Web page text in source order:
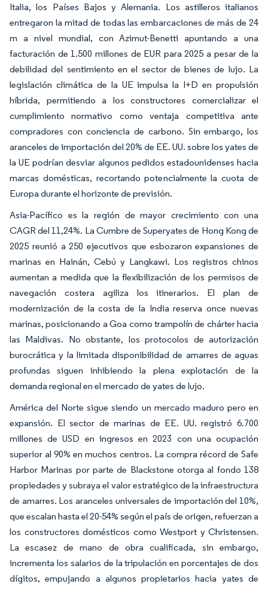
Italia, los Países Bajos y Alemania. Los astilleros italianos
entregaron la mitad de todas las embarcaciones de más de 24
m a nivel mundial, con Azimut-Benetti apuntando a una
facturación de 1.500 millones de EUR para 2025 a pesar de la
debilidad del sentimiento en el sector de bienes de lujo. La
legislación climática de la UE impulsa la I+D en propulsión
híbrida, permitiendo a los constructores comercializar el
cumplimiento normativo como ventaja competitiva ante
compradores con conciencia de carbono. Sin embargo, los
aranceles de importación del 20% de EE. UU. sobre los yates de
la UE podrían desviar algunos pedidos estadounidenses hacia
marcas domésticas, recortando potencialmente la cuota de
Europa durante el horizonte de previsión.
Asia-Pacífico es la región de mayor crecimiento con una
CAGR del 11,24%. La Cumbre de Superyates de Hong Kong de
2025 reunió a 250 ejecutivos que esbozaron expansiones de
marinas en Hainán, Cebú y Langkawi. Los registros chinos
aumentan a medida que la flexibilización de los permisos de
navegación costera agiliza los itinerarios. El plan de
modernización de la costa de la India reserva once nuevas
marinas, posicionando a Goa como trampolín de chárter hacia
las Maldivas. No obstante, los protocolos de autorización
burocrática y la limitada disponibilidad de amarres de aguas
profundas siguen inhibiendo la plena explotación de la
demanda regional en el mercado de yates de lujo.
América del Norte sigue siendo un mercado maduro pero en
expansión. El sector de marinas de EE. UU. registró 6.700
millones de USD en ingresos en 2023 con una ocupación
superior al 90% en muchos centros. La compra récord de Safe
Harbor Marinas por parte de Blackstone otorga al fondo 138
propiedades y subraya el valor estratégico de la infraestructura
de amarres. Los aranceles universales de importación del 10%,
que escalan hasta el 20-54% según el país de origen, refuerzan a
los constructores domésticos como Westport y Christensen.
La escasez de mano de obra cualificada, sin embargo,
incrementa los salarios de la tripulación en porcentajes de dos
dígitos, empujando a algunos propietarios hacia yates de